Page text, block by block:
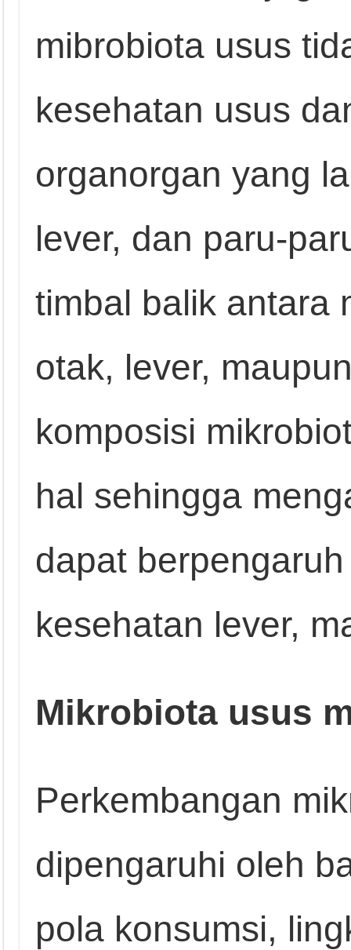
mibrobiota usus
kesehatan usus
organorgan yang
lever, dan paru-
timbal balik antara
otak, lever,
komposisi
hal sehingga
dapat
kesehatan lever,
Mikrobiota usus
Perkembangan
dipengaruhi oleh
pola konsumsi,